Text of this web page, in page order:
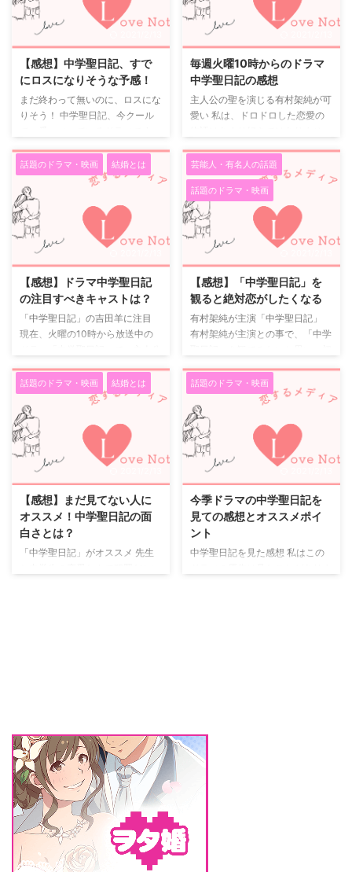
れた。 Uru アーティスト写真 本
ドラマは女性向けマンガ雑誌
人気連載中の漫画家・かわかみじ
ゅんこによる同名漫画が原作。
片田舎の中学校を舞台に、 自分
を大切に想ってくれる年上の婚約
者がいながらも、 勤務先の学校
で出会った不思議な魅力を持つ１
０歳年下の中学生・黒岩晶（岡田
健史）に心惹かれていく教師・末
というと可愛い系であり、決して
綺麗系ではないと思います。 そ
して、とても平凡な一言でいえば
代ではそれがとても男性受けが良
く、決して平凡だけではなく、可
愛い顔立ちをしているのいで、そ
れが有村架純さんがモテている理
んのおっとりしたオーラ 有村架
純 ...
【感想】中学聖日記、すで
にロスになりそうな予感！
まだ終わって無いのに、ロスにな
りそう！ 中学聖日記、今クール
るとは思っていませんでした。
それが今では終わってしまうのを
想像しただけで、聖ちゃん＆黒岩
くんロスになりそうな位です。
ツッコミどころ満載が罠！ 最初
はツッコミどころ満載だな・・・
と思って見ていました。 黒岩く
ケメンじゃなかったら危ないスト
ーカーみたい？ などなど。しか
し、このツッコミどころ満載感
が、まさに、この中学聖日記中毒
...
毎週火曜10時からのドラマ
中学聖日記の感想
主人公の聖を演じる有村架純が可
愛い 私は、ドロドロした恋愛の
聖日記もはじめて見たときは苦手
なタイプの物語かなと思ったので
すが、主人公の聖を演じる有村架
純さんが好きなので見てみること
にしました。 中学生と教師の禁
断の恋、この設定自体にときめき
や共感はありませんでしたが、2
ものだったので、物語に入り込ん
で見ることができました。 今で
は、毎週火曜日は中学聖日記が楽
しみになっています。 実際にあ
ア ...
話題のドラマ・映画 結婚とは
【感想】ドラマ中学聖日記
の注目すべきキャストは？
「中学聖日記」の吉田羊に注目
現在、火曜の10時から放送中の
になるキャストがいるのをご存知
であろうか。 それは、吉田羊さ
ん演じるバイセクシュアルの原口
律である。 律は、聖が結婚の約
束をしていた付き合っていた男性
の会社の上司で、もともとは女性
と交際していたが、浮気をされた
そして、目をつけたのがその聖の
交際相手の川合勝太郎だったとい
うわけだったのです。 律は仕事
ができて、すごく女として憧れを
芸能人・有名人の話題
話題のドラマ・映画
【感想】「中学聖日記」を
観ると絶対恋がしたくなる
有村架純が主演「中学聖日記」
有村架純が主演との事で、「中学
ネタバレあります。 先生役でと
ても新鮮に感じました。 そし
て、最初は中学校でしたが、生徒
想いのいい先生だなと思いまし
た。 男の先生と女子生徒が恋に
落ちるのはよくありますが、女の
先生と男子生徒の恋というのは珍
す。 途中聖先生と黒岩君の想い
が通じ合い、キスをした時は少し
驚きました。 思わず、いいの
ー？と思ってしまいました。 で
話題のドラマ・映画 結婚とは
【感想】まだ見てない人に
オススメ！中学聖日記の面
白さとは？
「中学聖日記」がオススメ 先生
えないかもしれません。 しか
し、二人の恋愛から見えてくるほ
んとうの恋愛は何なのかというこ
とを深く考えさせられるドラマだ
と思います。 ちょっとだけネタ
バ ...
話題のドラマ・映画
今季ドラマの中学聖日記を
見ての感想とオススメポイ
ント
中学聖日記を見た感想 私はこの
さまざまな困難を乗り越えていく
ストーリーがなんとも言えないく